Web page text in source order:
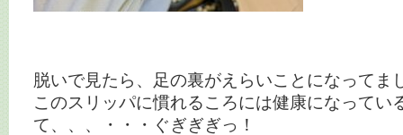
脱いで見たら、足の裏がえらいことになってま
このスリッパに慣れるころには健康になってい
て、、、・・・ぐぎぎぎっ！